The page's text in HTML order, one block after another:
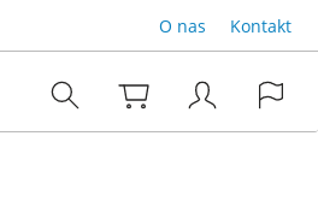
O nas Kontakt